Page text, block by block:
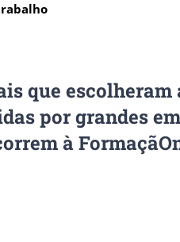
que
por grandes
à